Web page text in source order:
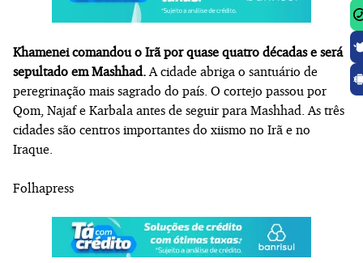
Khamenei comandou o Irã por quase quatro décadas e será
sepultado em Mashhad. A cidade abriga o santuário de
peregrinação mais sagrado do país. O cortejo passou por
Qom, Najaf e Karbala antes de seguir para Mashhad. As três
cidades são centros importantes do xiismo no Irã e no
Iraque.
Folhapress